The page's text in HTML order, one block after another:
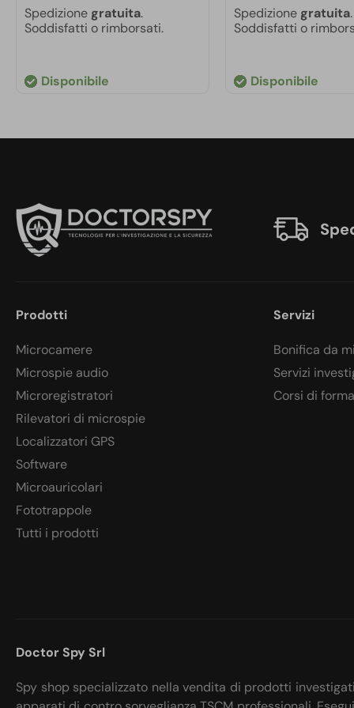
era:
€300,00.
è:
€200,00.
Spedizione gratuita.
Soddisfatti o rimborsati.
Disponibile
Spedizione gratuita.
Soddisfatti o
Disponibile
Prodotti
Microcamere
Microspie audio
Microregistratori
Rilevatori di microspie
Localizzatori GPS
Software
Microauricolari
Fototrappole
Tutti i prodotti
Servizi
Bonifica da
Servizi
Corsi di
Doctor Spy Srl
Spy shop specializzato nella vendita di prodotti